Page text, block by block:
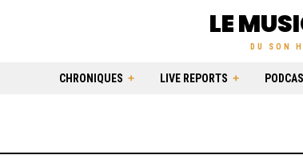
LE
DU SON
CHRONIQUES LIVE REPORTS